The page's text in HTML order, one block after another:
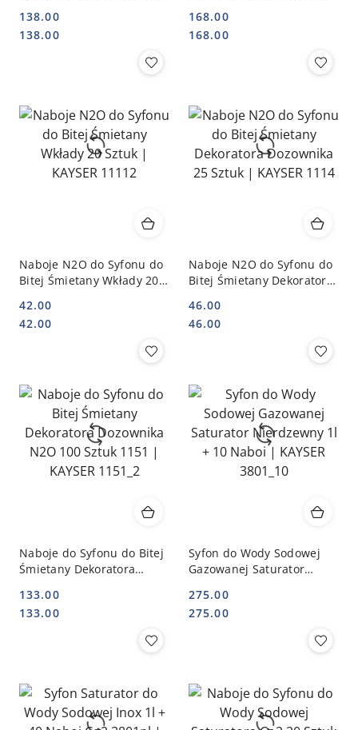
KAYSER 110110
Cena:
138.00
Cena:
138.00 Cena:
168.00
Cena:
168.00
Naboje N2O do Syfonu do
Bitej Śmietany Wkłady 20
Cena:
42.00
Cena:
42.00
Naboje N2O do Syfonu do
Bitej Śmietany Dekoratora
KAYSER 1114
Cena:
46.00
Cena:
46.00
Naboje do Syfonu do Bitej
Śmietany Dekoratora
1151 | KAYSER 1151_2
Cena:
133.00
Cena:
133.00
Syfon do Wody Sodowej
Gazowanej Saturator
| KAYSER 3801_10
Cena:
275.00
Cena:
275.00